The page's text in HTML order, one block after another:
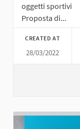
oggetti sportivi
Proposta di...
CREATED AT
28/03/2022